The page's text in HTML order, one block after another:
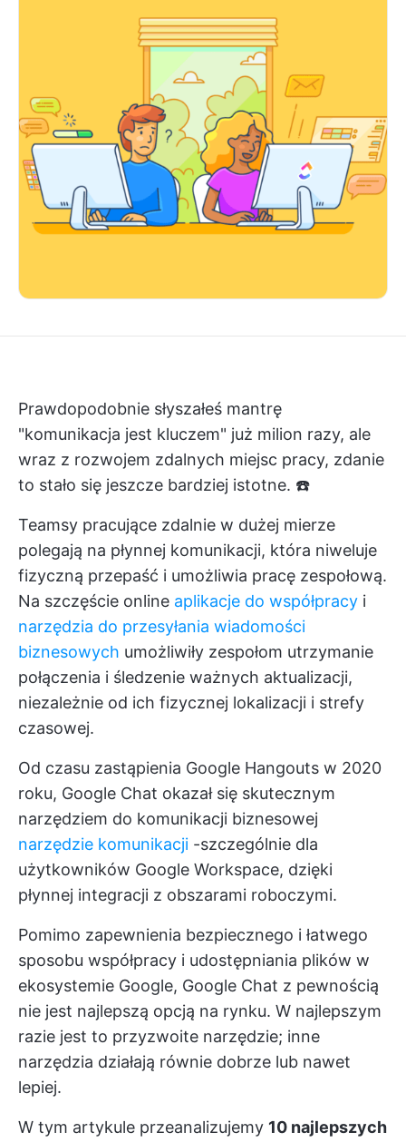
Prawdopodobnie słyszałeś mantrę
"komunikacja jest kluczem" już milion razy, ale
wraz z rozwojem zdalnych miejsc pracy, zdanie
to stało się jeszcze bardziej istotne. ☎️
Teamsy pracujące zdalnie w dużej mierze
polegają na płynnej komunikacji, która niweluje
fizyczną przepaść i umożliwia pracę zespołową.
Na szczęście online aplikacje do współpracy i
narzędzia do przesyłania wiadomości
biznesowych umożliwiły zespołom utrzymanie
połączenia i śledzenie ważnych aktualizacji,
niezależnie od ich fizycznej lokalizacji i strefy
czasowej.
Od czasu zastąpienia Google Hangouts w 2020
roku, Google Chat okazał się skutecznym
narzędziem do komunikacji biznesowej
narzędzie komunikacji -szczególnie dla
użytkowników Google Workspace, dzięki
płynnej integracji z obszarami roboczymi.
Pomimo zapewnienia bezpiecznego i łatwego
sposobu współpracy i udostępniania plików w
ekosystemie Google, Google Chat z pewnością
nie jest najlepszą opcją na rynku. W najlepszym
razie jest to przyzwoite narzędzie; inne
narzędzia działają równie dobrze lub nawet
lepiej.
W tym artykule przeanalizujemy 10 najlepszych